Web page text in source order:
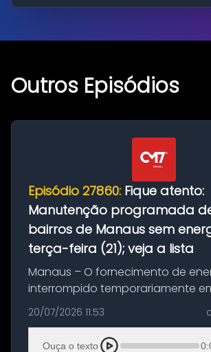
Outros Episódios
Episódio 27860: Fique atento:
Manutenção programada
bairros de Manaus sem
terça-feira (21); veja a lista
Manaus – O fornecimento de
interrompido temporariamente
sete bairros de Manaus nesta
A suspensão programada
execução de serviços de
20/07/2026 11:53
Ouça o texto